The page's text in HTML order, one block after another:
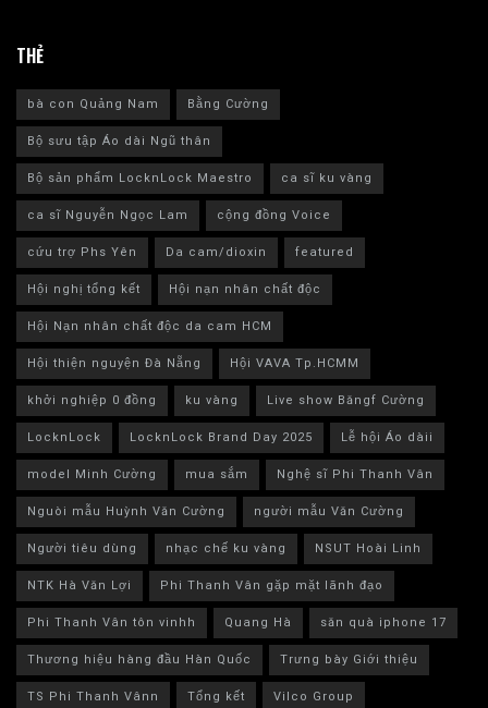
THẺ
bà con Quảng Nam
Bằng Cường
Bộ sưu tập Áo dài Ngũ thân
Bộ sản phẩm LocknLock Maestro
ca sĩ ku vàng
ca sĩ Nguyễn Ngọc Lam
cộng đồng Voice
cứu trợ Phs Yên
Da cam/dioxin
featured
Hội nghị tổng kết
Hội nạn nhân chất độc
Hội Nạn nhân chất độc da cam HCM
Hội thiện nguyện Đà Nẵng
Hội VAVA Tp.HCMM
khởi nghiệp 0 đồng
ku vàng
Live show Băngf Cường
LocknLock
LocknLock Brand Day 2025
Lễ hội Áo dàii
model Minh Cường
mua sắm
Nghệ sĩ Phi Thanh Vân
Nguòi mẫu Huỳnh Văn Cường
người mẫu Văn Cường
Người tiêu dùng
nhạc chế ku vàng
NSUT Hoài Linh
NTK Hà Văn Lợi
Phi Thanh Vân gặp mặt lãnh đạo
Phi Thanh Vân tôn vinhh
Quang Hà
săn quà iphone 17
Thương hiệu hàng đầu Hàn Quốc
Trưng bày Giới thiệu
TS Phi Thanh Vânn
Tổng kết Vilco Group